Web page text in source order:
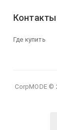
Контакты
Где купить
CorpMODE